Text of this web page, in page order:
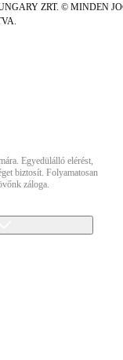
ZRT. © MINDEN
Egyedülálló elérést,
biztosít. Folyamatosan
záloga.